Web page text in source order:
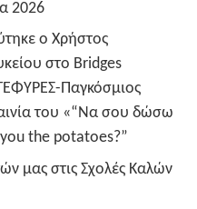
2026
ο Χρήστος
στο Bridges
Παγκόσμιος
του «“Να σου δώσω
you the potatoes?”
μας στις Σχολές Καλών